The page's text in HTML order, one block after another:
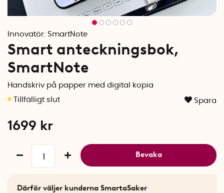
Innovatör: SmartNote
Smart anteckningsbok,
SmartNote
Handskriv på papper med digital kopia
Spara
1699 kr
Bevaka
Därför väljer kunderna SmartaSaker